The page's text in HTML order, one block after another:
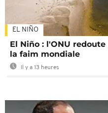
EL NIÑO
El Niño : l'ONU
la faim mondiale
Il y a 13 heures